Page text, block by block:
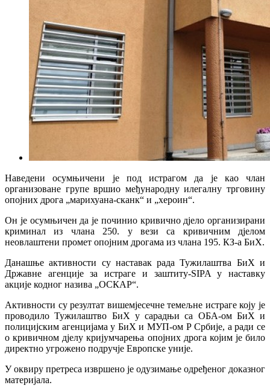
Наведени осумњичени је под истрагом да је као члан
организоване групе вршио међународну илегалну трговину
опојних дрога „марихуана-сканк“ и „хероин“.
Он је осумњичен да је починио кривично дјело организирани
криминал из члана 250. у вези са кривичним дјелом
неовлаштени промет опојним дрогама из члана 195. КЗ-а БиХ.
Данашње активности су наставак рада Тужилаштва БиХ и
Државне агенције за истраге и заштиту-SIPA у наставку
акције кодног назива „ОСКАР“.
Активности су резултат вишемјесечне темељне истраге коју је
проводило Тужилаштво БиХ у сарадњи са ОБА-ом БиХ и
полицијским агенцијама у БиХ и МУП-ом Р Србије, а ради се
о кривичном дјелу кријумчарења опојних дрога којим је било
директно угрожено подручје Европске уније.
У оквиру претреса извршено је одузимање одређеног доказног
материјала.